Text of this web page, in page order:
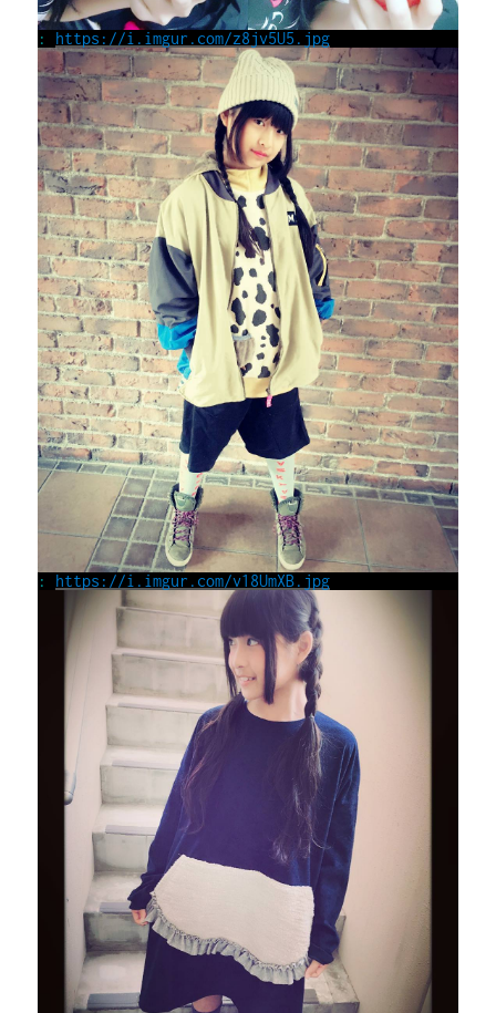
: https://i.imgur.com/z8jv5U5.jpg
: https://i.imgur.com/v18UmXB.jpg